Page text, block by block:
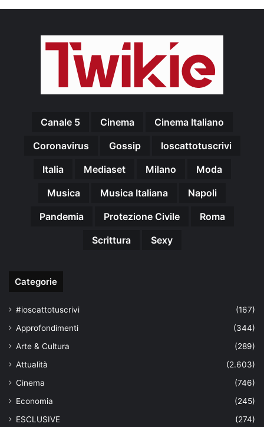
Canale 5 Cinema
Cinema Italiano
Coronavirus
Gossip
Ioscattotuscrivi
Italia
Mediaset Milano
Moda
Musica
Musica Italiana
Napoli
Pandemia
Protezione Civile
Roma
Scrittura
Sexy
Categorie
#ioscattotuscrivi
(167)
Approfondimenti
(344)
Arte & Cultura
(289)
Attualità
(2.603)
Cinema
(746)
Economia
(245)
ESCLUSIVE
(274)